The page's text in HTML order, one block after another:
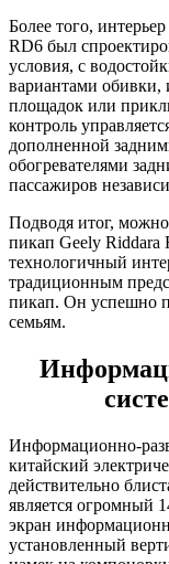
Более того,
RD6 был
условия, с
вариантами обивки,
площадок или
контроль
дополненной
обогревателями
пассажиров
Подводя итог, можно
пикап Geely Riddara
технологичный
традиционным
пикап. Он успешно
семьям.
Информационно-
китайский
действительно
является огромный
экран
установленный